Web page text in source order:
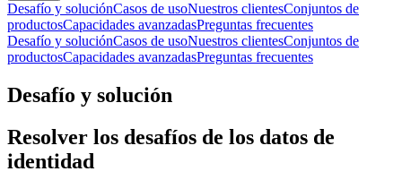
Desafío y soluciónCasos de usoNuestros clientesConjuntos de
productosCapacidades avanzadasPreguntas frecuentes
Desafío y soluciónCasos de usoNuestros clientesConjuntos de
productosCapacidades avanzadasPreguntas frecuentes
Desafío y solución
Resolver los desafíos de los datos de
identidad